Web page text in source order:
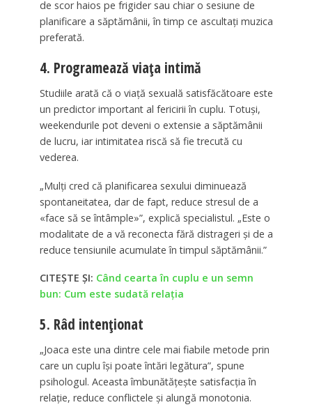
de scor haios pe frigider sau chiar o sesiune de
planificare a săptămânii, în timp ce ascultați muzica
preferată.
4. Programează viața intimă
Studiile arată că o viață sexuală satisfăcătoare este
un predictor important al fericirii în cuplu. Totuși,
weekendurile pot deveni o extensie a săptămânii
de lucru, iar intimitatea riscă să fie trecută cu
vederea.
„Mulți cred că planificarea sexului diminuează
spontaneitatea, dar de fapt, reduce stresul de a
«face să se întâmple»”, explică specialistul. „Este o
modalitate de a vă reconecta fără distrageri și de a
reduce tensiunile acumulate în timpul săptămânii.”
CITEȘTE ȘI: Când cearta în cuplu e un semn
bun: Cum este sudată relația
5. Râd intenționat
„Joaca este una dintre cele mai fiabile metode prin
care un cuplu își poate întări legătura”, spune
psihologul. Aceasta îmbunătățește satisfacția în
relație, reduce conflictele și alungă monotonia.